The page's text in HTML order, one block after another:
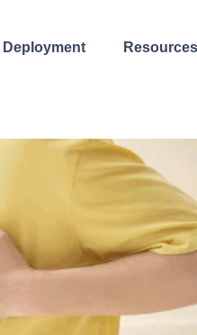
Deployment Resources